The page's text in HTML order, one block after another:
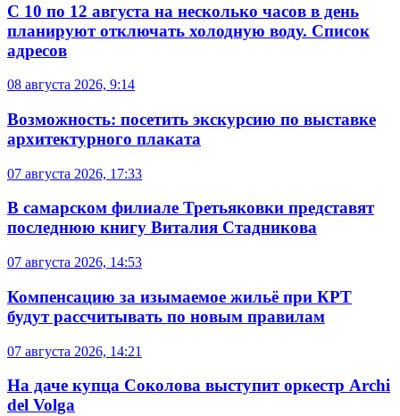
С 10 по 12 августа на несколько часов в день
планируют отключать холодную воду. Список
адресов
08 августа 2026, 9:14
Возможность: посетить экскурсию по выставке
архитектурного плаката
07 августа 2026, 17:33
В самарском филиале Третьяковки представят
последнюю книгу Виталия Стадникова
07 августа 2026, 14:53
Компенсацию за изымаемое жильё при КРТ
будут рассчитывать по новым правилам
07 августа 2026, 14:21
На даче купца Соколова выступит оркестр Archi
del Volga